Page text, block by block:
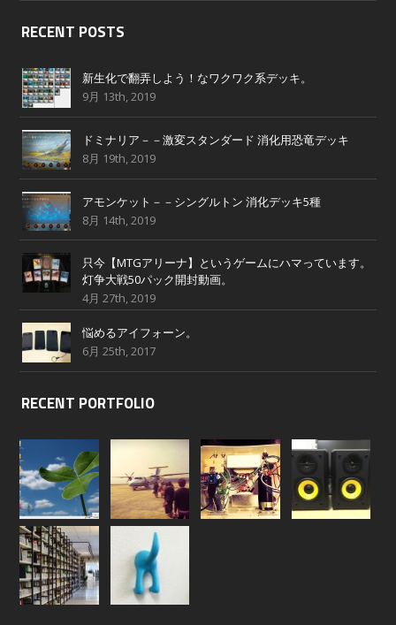
RECENT POSTS
新生化で翻弄しよう！なワクワク系デッキ。
9月 13th, 2019
ドミナリア－－激変スタンダード 消化用恐竜デッキ
8月 19th, 2019
アモンケット－－シングルトン 消化デッキ5種
8月 14th, 2019
只今【MTGアリーナ】というゲームにハマっています。
灯争大戦50パック開封動画。
4月 27th, 2019
悩めるアイフォーン。
6月 25th, 2017
RECENT PORTFOLIO